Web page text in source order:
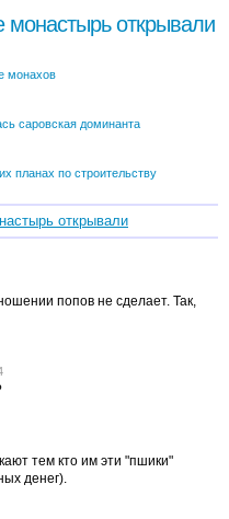
монастырь открывали
монахов
саровская доминанта
планах по строительству
открывали
попов не сделает. Так,
тем кто им эти "пшики"
денег).